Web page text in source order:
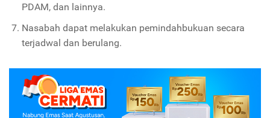
PDAM, dan lainnya.
Nasabah dapat melakukan pemindahbukuan secara
terjadwal dan berulang.